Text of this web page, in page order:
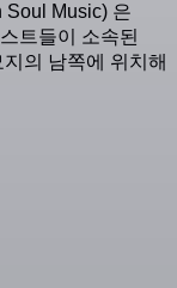
Soul Music) 은
트들이 소속된
의 남쪽에 위치해